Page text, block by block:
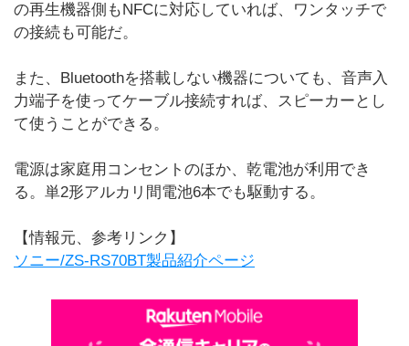
の再生機器側もNFCに対応していれば、ワンタッチで
の接続も可能だ。
また、Bluetoothを搭載しない機器についても、音声入
力端子を使ってケーブル接続すれば、スピーカーとし
て使うことができる。
電源は家庭用コンセントのほか、乾電池が利用でき
る。単2形アルカリ間電池6本でも駆動する。
【情報元、参考リンク】
ソニー/ZS-RS70BT製品紹介ページ